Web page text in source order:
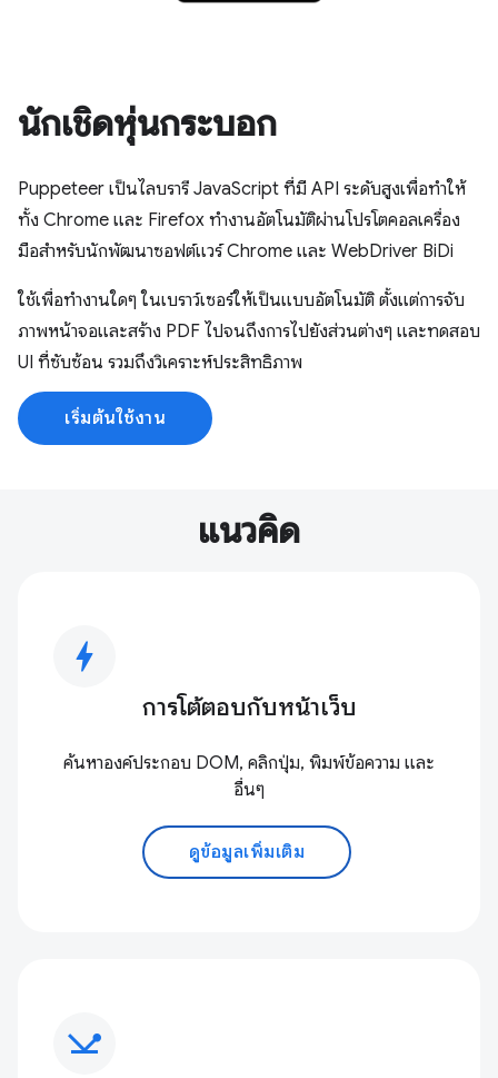
นักเชิดหุ่นกระบอก
Puppeteer เป็นไลบรารี JavaScript ที่มี API ระดับสูงเพื่อทําให้
ทั้ง Chrome และ Firefox ทำงานอัตโนมัติผ่านโปรโตคอลเครื่อง
มือสําหรับนักพัฒนาซอฟต์แวร์ Chrome และ WebDriver BiDi
ใช้เพื่อทำงานใดๆ ในเบราว์เซอร์ให้เป็นแบบอัตโนมัติ ตั้งแต่การจับ
ภาพหน้าจอและสร้าง PDF ไปจนถึงการไปยังส่วนต่างๆ และทดสอบ
UI ที่ซับซ้อน รวมถึงวิเคราะห์ประสิทธิภาพ
เริ่มต้นใช้งาน
แนวคิด
bolt
การโต้ตอบกับหน้าเว็บ
ค้นหาองค์ประกอบ DOM, คลิกปุ่ม, พิมพ์ข้อความ และ
อื่นๆ
ดูข้อมูลเพิ่มเติม
network_ping